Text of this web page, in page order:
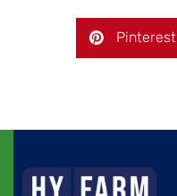
Pinterest